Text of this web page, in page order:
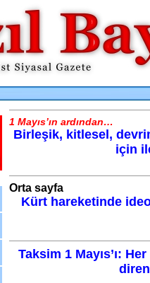
1 Mayıs’ın ardından…
Birleşik, kitlesel,
için
Orta sayfa
Kürt hareketinde
Taksim 1 Mayıs’ı: